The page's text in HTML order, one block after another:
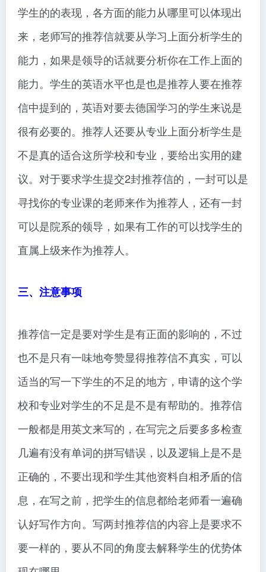
学生的的表现，各方面的能力从哪里可以体现出
来，老师写的推荐信就要从学习上面分析学生的
能力，如果是领导的话就要分析你在工作上面的
能力。学生的英语水平也是也是推荐人要在推荐
信中提到的，英语对要去德国学习的学生来说是
很有必要的。推荐人还要从专业上面分析学生是
不是真的适合这所学校和专业，要给出实用的建
议。对于要求学生提交2封推荐信的，一封可以是
寻找你的专业课的老师来作为推荐人，还有一封
可以是院系的领导，如果有工作的可以找学生的
直属上级来作为推荐人。
三、注意事项
推荐信一定是要对学生是有正面的影响的，不过
也不是只有一味地夸赞显得推荐信不真实，可以
适当的写一下学生的不足的地方，申请的这个学
校和专业对学生的不足是不是有帮助的。推荐信
一般都是用英文来写的，在写完之后要多多检查
几遍有没有单词的拼写错误，以及逻辑上是不是
正确的，不要出现和学生其他资料自相矛盾的信
息，在写之前，把学生的信息都给老师看一遍确
认好写作方向。写两封推荐信的内容上是要求不
要一样的，要从不同的角度去解释学生的优势体